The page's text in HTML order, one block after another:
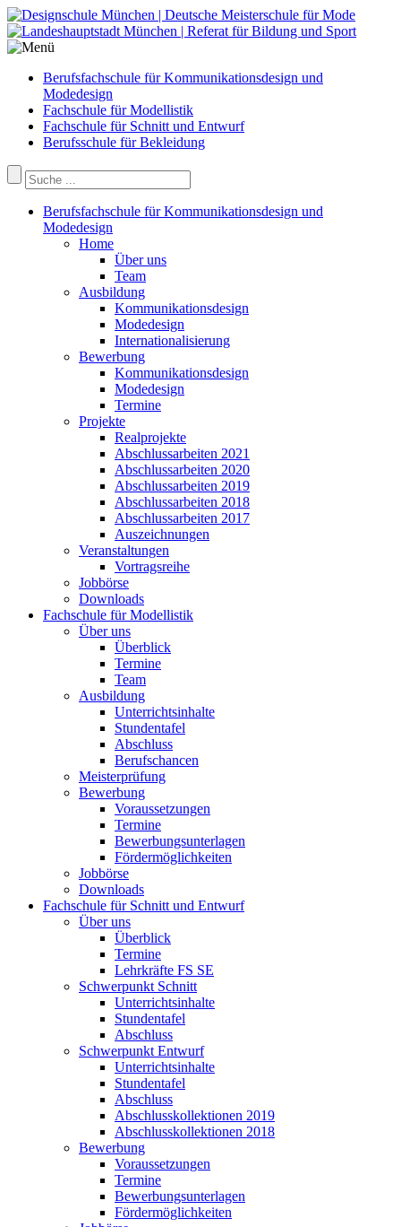
Berufsfachschule für Kommunikationsdesign und
Modedesign
Fachschule für Modellistik
Fachschule für Schnitt und Entwurf
Berufsschule für Bekleidung
Berufsfachschule für Kommunikationsdesign und
Modedesign
Home
Über uns
Team
Ausbildung
Kommunikationsdesign
Modedesign
Internationalisierung
Bewerbung
Kommunikationsdesign
Modedesign
Termine
Projekte
Realprojekte
Abschlussarbeiten 2021
Abschlussarbeiten 2020
Abschlussarbeiten 2019
Abschlussarbeiten 2018
Abschlussarbeiten 2017
Auszeichnungen
Veranstaltungen
Vortragsreihe
Jobbörse
Downloads
Fachschule für Modellistik
Über uns
Überblick
Termine
Team
Ausbildung
Unterrichtsinhalte
Stundentafel
Abschluss
Berufschancen
Meisterprüfung
Bewerbung
Voraussetzungen
Termine
Bewerbungsunterlagen
Fördermöglichkeiten
Jobbörse
Downloads
Fachschule für Schnitt und Entwurf
Über uns
Überblick
Termine
Lehrkräfte FS SE
Schwerpunkt Schnitt
Unterrichtsinhalte
Stundentafel
Abschluss
Schwerpunkt Entwurf
Unterrichtsinhalte
Stundentafel
Abschluss
Abschlusskollektionen 2019
Abschlusskollektionen 2018
Bewerbung
Voraussetzungen
Termine
Bewerbungsunterlagen
Fördermöglichkeiten